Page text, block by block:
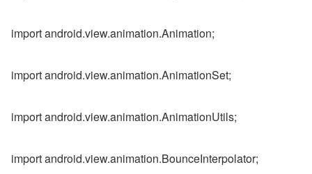
import android.view.animation.Animation;
import android.view.animation.AnimationSet;
import android.view.animation.AnimationUtils;
import android.view.animation.BounceInterpolator;